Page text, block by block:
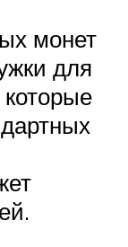
монет
для